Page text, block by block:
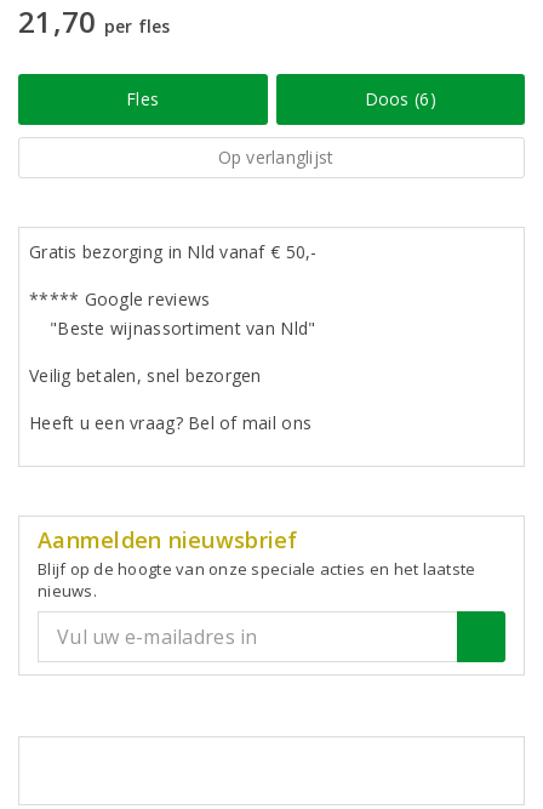
21,70 per fles
Fles Doos (6)
Op verlanglijst
Gratis bezorging in Nld vanaf € 50,-
***** Google reviews
"Beste wijnassortiment van Nld"
Veilig betalen, snel bezorgen
Heeft u een vraag? Bel of mail ons
Aanmelden nieuwsbrief
Blijf op de hoogte van onze speciale acties en het laatste
nieuws.